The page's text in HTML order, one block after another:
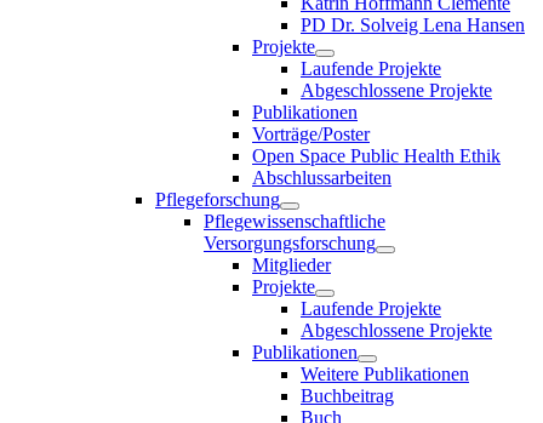
PD Dr. Solveig Lena Hansen
Projekte
Laufende Projekte
Abgeschlossene Projekte
Publikationen
Vorträge/Poster
Open Space Public Health Ethik
Abschlussarbeiten
Pflegeforschung
Pflegewissenschaftliche
Versorgungsforschung
Mitglieder
Projekte
Laufende Projekte
Abgeschlossene Projekte
Publikationen
Weitere Publikationen
Buchbeitrag
Buch